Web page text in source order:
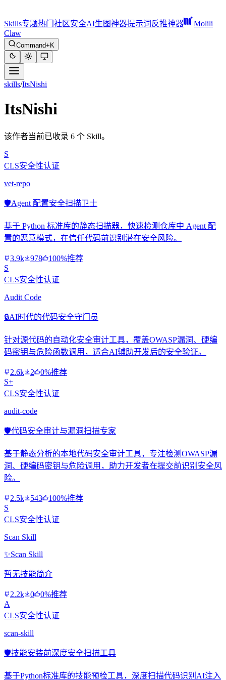
Skills专题热门 社区安全AI生图神器提示词反推神器
Molili
Claw
Command+K
skills/ItsNishi
ItsNishi
该作者当前已收录 6 个 Skill。
S
CLS安全性认证
vet-repo
🛡️Agent 配置安全扫描卫士
基于 Python 标准库的静态扫描器，快速检测仓库中 Agent 配
置的恶意模式，在信任代码前识别潜在安全风险。
3.9k 978
100%推荐
S
CLS安全性认证
Audit Code
🔒AI时代的代码安全守门员
针对源代码的自动化安全审计工具，覆盖OWASP漏洞、硬编
码密钥与危险函数调用，适合AI辅助开发后的安全验证。
2.6k 2
0%推荐
S+
CLS安全性认证
audit-code
🛡️代码安全审计与漏洞扫描专家
基于静态分析的本地代码安全审计工具，专注检测OWASP漏
洞、硬编码密钥与危险调用，助力开发者在提交前识别安全风
险。
2.5k 543
100%推荐
S
CLS安全性认证
Scan Skill
✨Scan Skill
暂无技能简介
2.2k 0
0%推荐
A
CLS安全性认证
scan-skill
🛡️技能安装前深度安全扫描工具
基于Python标准库的技能预检工具，深度扫描代码识别AI注入